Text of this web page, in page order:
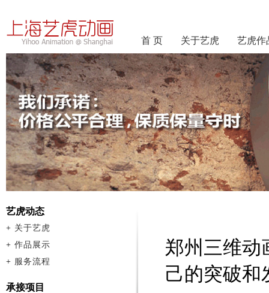
首 页 关于艺虎 艺虎作
郑州三维动
己的突破和
艺虎动态
+ 关于艺虎
+ 作品展示
+ 服务流程
承接项目